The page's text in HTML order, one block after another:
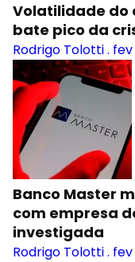
Volatilidade do
bate pico da
Rodrigo Tolotti. fev
Banco Master
com empresa
investigada
Rodrigo Tolotti. fev